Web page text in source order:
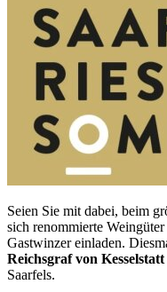
Seien Sie mit dabei, beim
sich renommierte
Gastwinzer einladen.
Reichsgraf von Kesselstatt
Saarfels.